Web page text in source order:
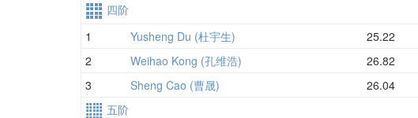
四阶
1
Yusheng Du (杜宇生) 25.22
2 Weihao Kong (孔维浩) 26.82
3 Sheng Cao (曹晟) 26.04
五阶